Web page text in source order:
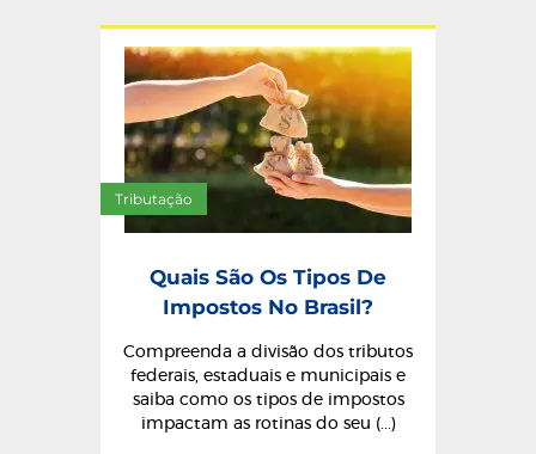
Tributação
Quais São Os Tipos De
Impostos No Brasil?
Compreenda a divisão dos tributos
federais, estaduais e municipais e
saiba como os tipos de impostos
impactam as rotinas do seu (...)